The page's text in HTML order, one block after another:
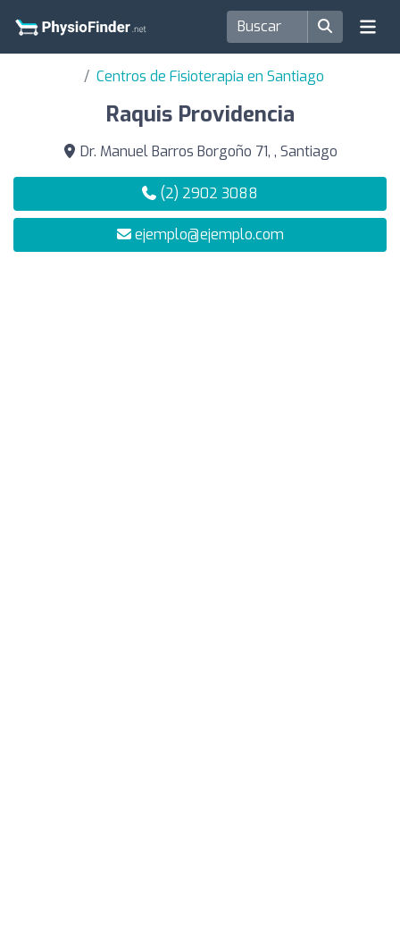
Centros de Fisioterapia en Santiago
Raquis Providencia
Dr. Manuel Barros Borgoño 71, , Santiago
(2) 2902 3088
ejemplo@ejemplo.com